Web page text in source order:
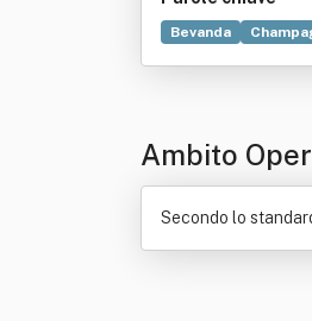
Bevanda
Ambito
Secondo lo